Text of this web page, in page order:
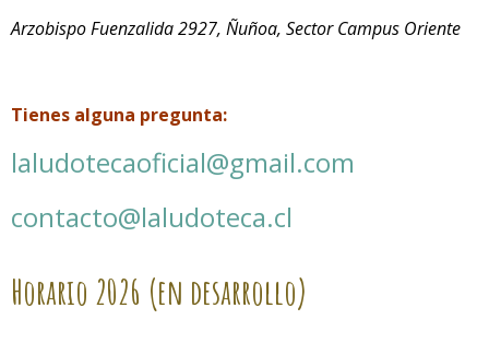
Arzobispo Fuenzalida 2927, Ñuñoa, Sector Campus Oriente
Tienes alguna pregunta:
laludotecaoficial@gmail.com
contacto@laludoteca.cl
Horario 2026 (en desarrollo)